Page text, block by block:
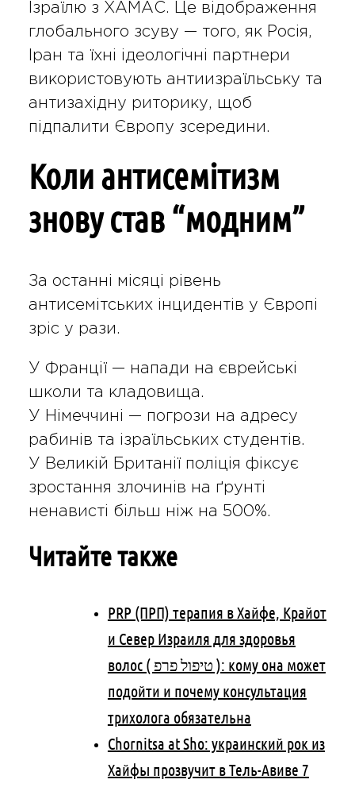
Ізраїлю з ХАМАС. Це відображення
глобального зсуву — того, як Росія,
Іран та їхні ідеологічні партнери
використовують антиизраїльську та
антизахідну риторику, щоб
підпалити Європу зсередини.
Коли антисемітизм
знову став “модним”
За останні місяці рівень
антисемітських інцидентів у Європі
зріс у рази.
У Франції — напади на єврейські
школи та кладовища.
У Німеччині — погрози на адресу
рабинів та ізраїльських студентів.
У Великій Британії поліція фіксує
зростання злочинів на ґрунті
ненависті більш ніж на 500%.
Читайте также
PRP (ПРП) терапия в Хайфе, Крайот
и Север Израиля для здоровья
волос ( טיפול פרפ ): кому она может
подойти и почему консультация
трихолога обязательна
Chornitsa at Sho: украинский рок из
Хайфы прозвучит в Тель-Авиве 7